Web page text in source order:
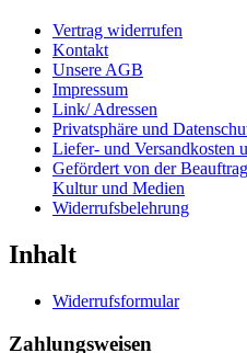
Vertrag widerrufen
Kontakt
Unsere AGB
Impressum
Link/ Adressen
Privatsphäre und
Liefer- und Versandkosten
Gefördert von der
Kultur und Medien
Widerrufsbelehrung
Inhalt
Widerrufsformular
Zahlungsweisen